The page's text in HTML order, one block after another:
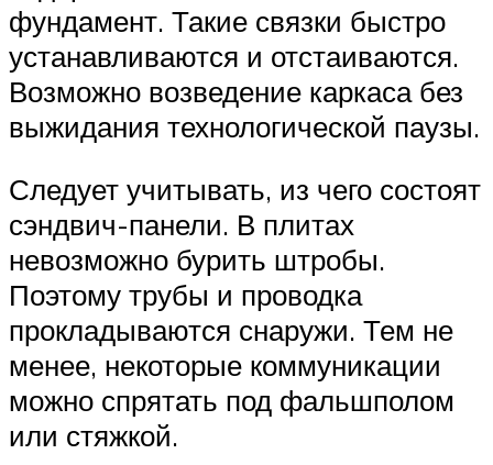
фундамент. Такие связки быстро
устанавливаются и отстаиваются.
Возможно возведение каркаса без
выжидания технологической паузы.
Следует учитывать, из чего состоят
сэндвич-панели. В плитах
невозможно бурить штробы.
Поэтому трубы и проводка
прокладываются снаружи. Тем не
менее, некоторые коммуникации
можно спрятать под фальшполом
или стяжкой.